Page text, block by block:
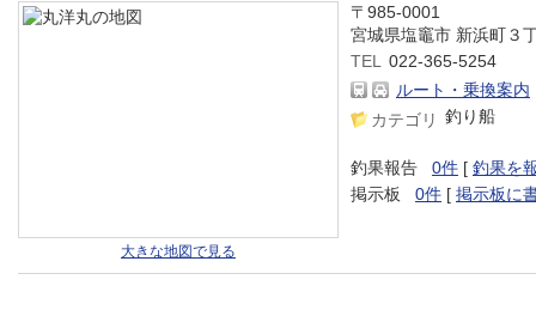
大きな地図で見る
〒985-0001
宮城県塩竈市 新浜町３
TEL
022-365-5254
ルート・乗換案内
カテゴリ 釣り船
釣果報告 0件 [ 釣果を
掲示板
0件 [ 掲示板に